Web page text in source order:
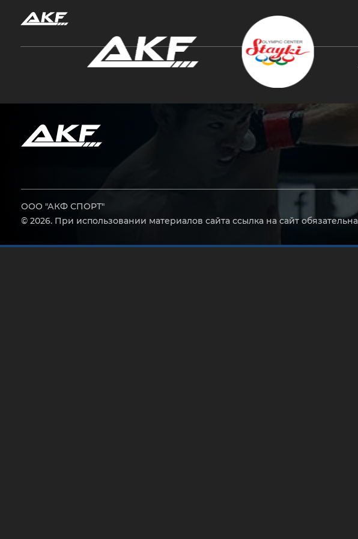
ООО "АКФ СПОРТ"
© 2026. При использовании материалов сайта ссылка на сайт обязательна
Нажмите Enter для поиска или Esc, чтобы закрыть